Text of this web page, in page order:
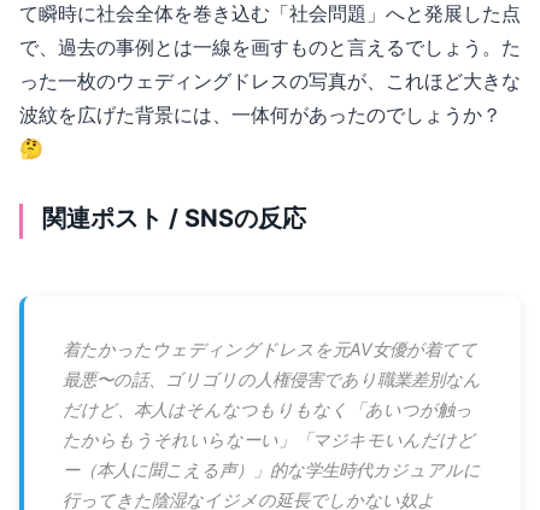
て瞬時に社会全体を巻き込む「社会問題」へと発展した点
で、過去の事例とは一線を画すものと言えるでしょう。た
った一枚のウェディングドレスの写真が、これほど大きな
波紋を広げた背景には、一体何があったのでしょうか？
🤔
関連ポスト / SNSの反応
着たかったウェディングドレスを元AV女優が着てて
最悪〜の話、ゴリゴリの人権侵害であり職業差別なん
だけど、本人はそんなつもりもなく「あいつが触っ
たからもうそれいらなーい」「マジキモいんだけど
ー（本人に聞こえる声）」的な学生時代カジュアルに
行ってきた陰湿なイジメの延長でしかない奴よ